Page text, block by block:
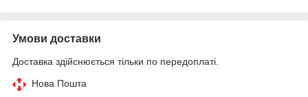
Умови доставки
Доставка здійснюється тільки по передоплаті.
Нова Пошта